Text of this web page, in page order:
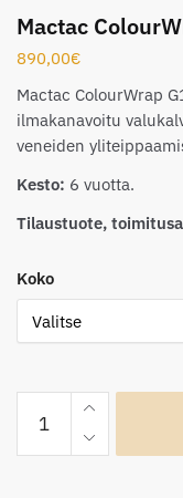
Mactac
890,00€
Mactac ColourWrap
ilmakanavoitu
veneiden
Kesto: 6 vuotta.
Tilaustuote,
Koko
ColourWrap
G14